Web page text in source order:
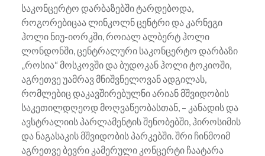
საკონცერტო დარბაზებში ტარდებოდა,
როგორებიცაა ლინკოლნ ცენტრი და კარნეგი
ჰოლი ნიუ-იორკში, როიალ ალბერტ ჰოლი
ლონდონში, ცენტრალური საკონცერტო დარბაზი
„როსია“ მოსკოვში და ბუდოკან ჰოლი ტოკიოში,
აგრეთვე უამრავ მნიშვნელოვან ადგილას,
რომლებიც დაკავშირებულნი არიან მშვიდობის
საკეთილდღეოდ მოღვაწეობასთან, – კანადის და
ავსტრალიის პარლამენტის შენობებში, ჰიროსიმის
და ნაგასაკის მშვიდობის პარკებში. შრი ჩინმოიმ
აგრეთვე ბევრი კამერული კონცერტი ჩაატარა